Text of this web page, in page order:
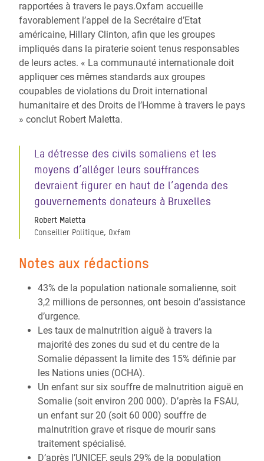
rapportées à travers le pays.Oxfam accueille
favorablement l’appel de la Secrétaire d’Etat
américaine, Hillary Clinton, afin que les groupes
impliqués dans la piraterie soient tenus responsables
de leurs actes. « La communauté internationale doit
appliquer ces mêmes standards aux groupes
coupables de violations du Droit international
humanitaire et des Droits de l’Homme à travers le pays
» conclut Robert Maletta.
La détresse des civils somaliens et les
moyens d’alléger leurs souffrances
devraient figurer en haut de l’agenda des
gouvernements donateurs à Bruxelles
Robert Maletta
Conseiller Politique, Oxfam
Notes aux rédactions
43% de la population nationale somalienne, soit
3,2 millions de personnes, ont besoin d’assistance
d’urgence.
Les taux de malnutrition aiguë à travers la
majorité des zones du sud et du centre de la
Somalie dépassent la limite des 15% définie par
les Nations unies (OCHA).
Un enfant sur six souffre de malnutrition aiguë en
Somalie (soit environ 200 000). D’après la FSAU,
un enfant sur 20 (soit 60 000) souffre de
malnutrition grave et risque de mourir sans
traitement spécialisé.
D’après l’UNICEF, seuls 29% de la population